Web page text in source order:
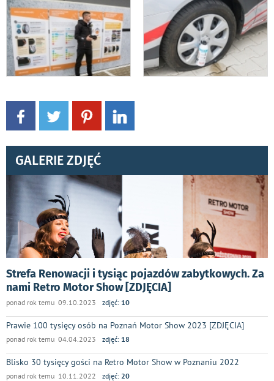
GALERIE ZDJĘĆ
Strefa Renowacji i tysiąc pojazdów zabytkowych. Za
nami Retro Motor Show [ZDJĘCIA]
ponad rok temu 09.10.2023 zdjęć: 10
Prawie 100 tysięcy osób na Poznań Motor Show 2023 [ZDJĘCIA]
ponad rok temu 04.04.2023 zdjęć: 18
Blisko 30 tysięcy gości na Retro Motor Show w Poznaniu 2022
ponad rok temu 10.11.2022 zdjęć: 20